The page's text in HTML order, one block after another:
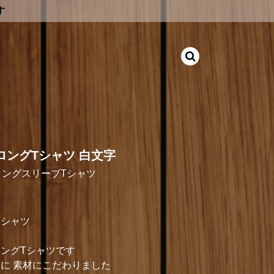
ングTシャツ 白文字
グスリーブTシャツ
ャツ
グTシャツです
素材にこだわりました